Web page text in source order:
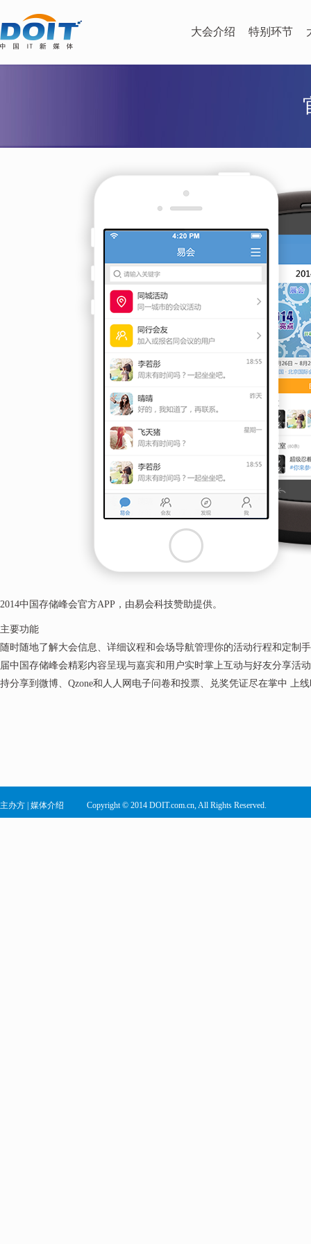
大会介绍 特别环节
2014中国存储峰会官方APP，由易会科技赞助提供。
主要功能
随时随地了解大会信息、详细议程和会场导航管理你的活动行程和定制
届中国存储峰会精彩内容呈现与嘉宾和用户实时掌上互动与好友分享活
持分享到微博、Qzone和人人网电子问卷和投票、兑奖凭证尽在掌中 上
主办方 媒体介绍 Copyright © 2014 DOIT.com.cn, All Rights Reserved.